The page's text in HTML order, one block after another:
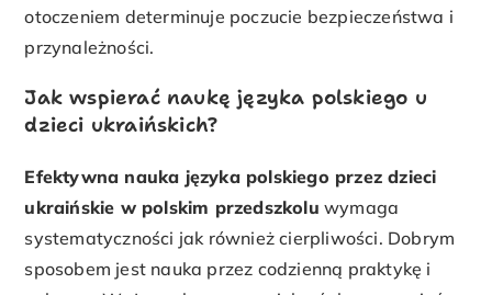
otoczeniem determinuje poczucie bezpieczeństwa i
przynależności.
Jak wspierać naukę języka polskiego u
dzieci ukraińskich?
Efektywna nauka języka polskiego przez dzieci
ukraińskie w polskim przedszkolu wymaga
systematyczności jak również cierpliwości. Dobrym
sposobem jest nauka przez codzienną praktykę i